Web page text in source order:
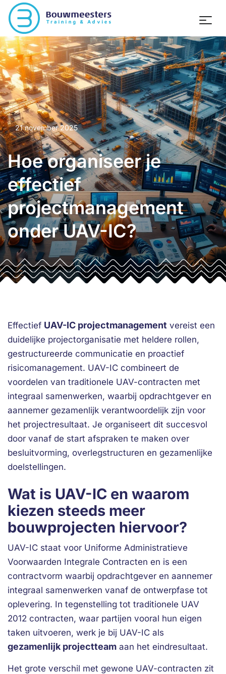
21 november 2025
Hoe organiseer je
effectief
projectmanagement
onder UAV-IC?
Effectief UAV-IC projectmanagement vereist een
duidelijke projectorganisatie met heldere rollen,
gestructureerde communicatie en proactief
risicomanagement. UAV-IC combineert de
voordelen van traditionele UAV-contracten met
integraal samenwerken, waarbij opdrachtgever en
aannemer gezamenlijk verantwoordelijk zijn voor
het projectresultaat. Je organiseert dit succesvol
door vanaf de start afspraken te maken over
besluitvorming, overlegstructuren en gezamenlijke
doelstellingen.
Wat is UAV-IC en waarom
kiezen steeds meer
bouwprojecten hiervoor?
UAV-IC staat voor Uniforme Administratieve
Voorwaarden Integrale Contracten en is een
contractvorm waarbij opdrachtgever en aannemer
integraal samenwerken vanaf de ontwerpfase tot
oplevering. In tegenstelling tot traditionele UAV
2012 contracten, waar partijen vooral hun eigen
taken uitvoeren, werk je bij UAV-IC als
gezamenlijk projectteam aan het eindresultaat.
Het grote verschil met gewone UAV-contracten zit